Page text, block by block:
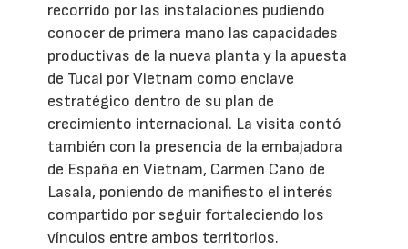
recorrido por las instalaciones pudiendo
conocer de primera mano las capacidades
productivas de la nueva planta y la apuesta
de Tucai por Vietnam como enclave
estratégico dentro de su plan de
crecimiento internacional. La visita contó
también con la presencia de la embajadora
de España en Vietnam, Carmen Cano de
Lasala, poniendo de manifiesto el interés
compartido por seguir fortaleciendo los
vínculos entre ambos territorios.